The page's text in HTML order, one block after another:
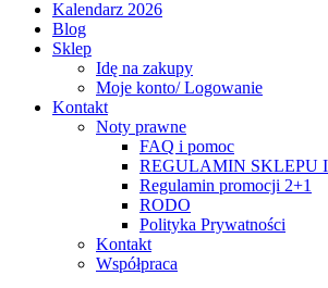
Kalendarz 2026
Blog
Sklep
Idę na zakupy
Moje konto/ Logowanie
Kontakt
Noty prawne
FAQ i pomoc
REGULAMIN SKLEPU
Regulamin promocji 2+1
RODO
Polityka Prywatności
Kontakt
Współpraca